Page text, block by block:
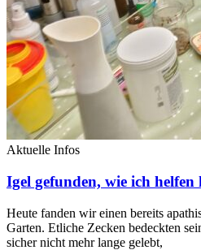
Aktuelle Infos
Igel gefunden, wie ich helfen
Heute fanden wir einen bereits
Garten. Etliche Zecken bedeckten
sicher nicht mehr lange gelebt,